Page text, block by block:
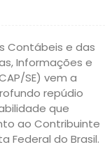
Contábeis e das
Informações e
SE) vem a
repúdio
que
ao Contribuinte
Federal do Brasil.